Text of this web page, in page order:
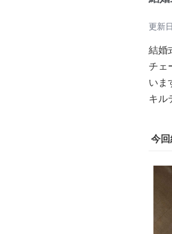
更新日
結婚
チェ
いま
キル
今